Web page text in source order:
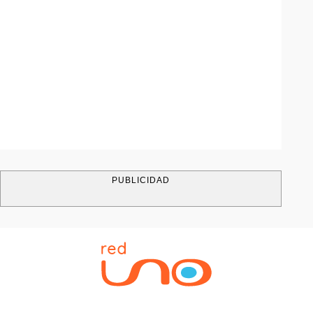
PUBLICIDAD